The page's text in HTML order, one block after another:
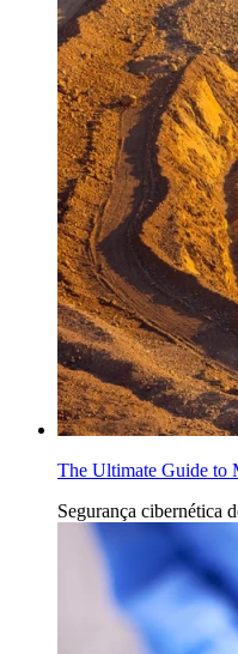
The Ultimate Guide to
Segurança cibernética